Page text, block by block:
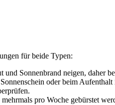
für bei­de Typen:
und Son­nen­brand nei­gen, daher
oder beim
pro Woche gebürs­tet